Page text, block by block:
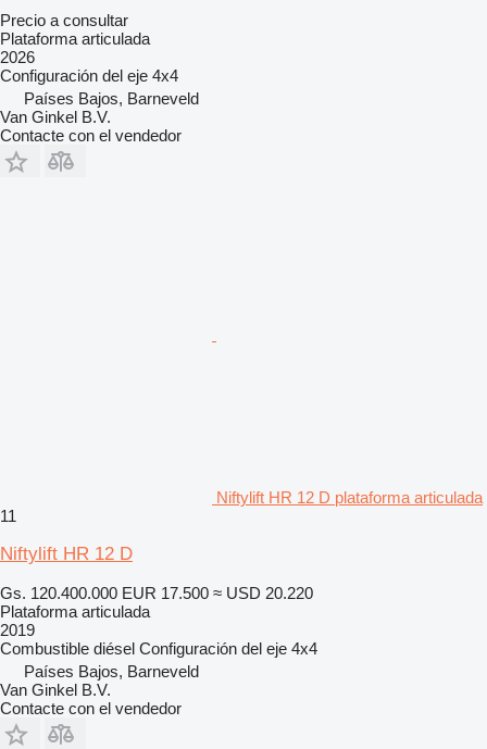
Precio a consultar
Plataforma articulada
2026
Configuración del eje 4x4
Países Bajos, Barneveld
Van Ginkel B.V.
Contacte con el vendedor
Niftylift HR 12 D plataforma articulada
11
Niftylift HR 12 D
Gs. 120.400.000 EUR 17.500 ≈ USD 20.220
Plataforma articulada
2019
Combustible diésel Configuración del eje 4x4
Países Bajos, Barneveld
Van Ginkel B.V.
Contacte con el vendedor